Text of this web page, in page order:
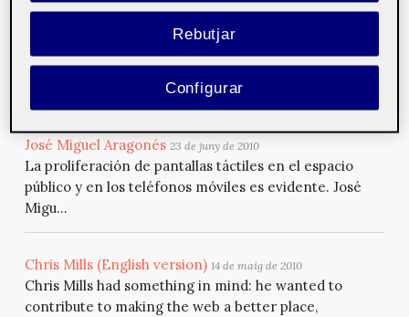
16 de juliol de 2010
Tíscar Lara es la Vicedecana de Cultura Digital en la
Escuela de Organización industrial (EOI). En esta
José Miguel Aragonés 23 de juny de 2010
La proliferación de pantallas táctiles en el espacio
público y en los teléfonos móviles es evidente. José
Migu...
Chris Mills (English version) 14 de maig de 2010
Chris Mills had something in mind: he wanted to
contribute to making the web a better place,
Rebutjar
Configurar